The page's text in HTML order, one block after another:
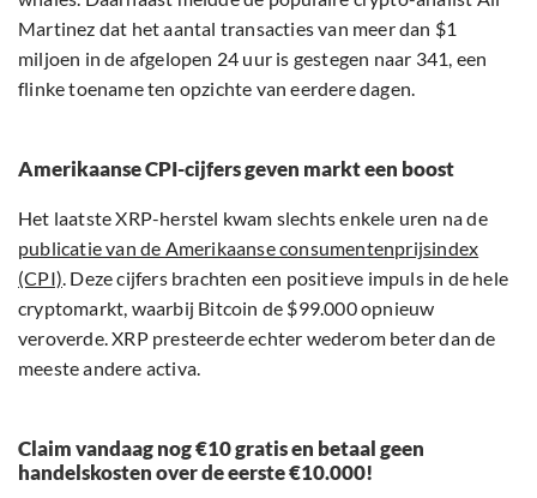
Martinez dat het aantal transacties van meer dan $1
miljoen in de afgelopen 24 uur is gestegen naar 341, een
flinke toename ten opzichte van eerdere dagen.
Amerikaanse CPI-cijfers geven markt een boost
Het laatste XRP-herstel kwam slechts enkele uren na de
publicatie van de Amerikaanse consumentenprijsindex
(CPI). Deze cijfers brachten een positieve impuls in de hele
cryptomarkt, waarbij Bitcoin de $99.000 opnieuw
veroverde. XRP presteerde echter wederom beter dan de
meeste andere activa.
Claim vandaag nog €10 gratis en betaal geen
handelskosten over de eerste €10.000!